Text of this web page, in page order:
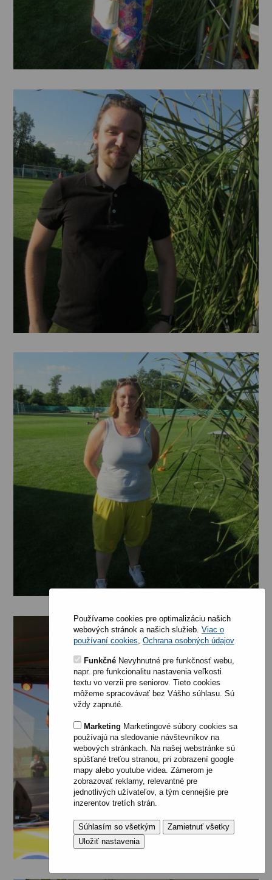
Používame cookies pre optimalizáciu našich
webových stránok a našich služieb. Viac o
používaní cookies Ochrana osobných údajov
FunkčnéNevyhnutné pre funkčnosť webu,
napr. pre funkcionalitu nastavenia veľkosti
textu vo verzii pre seniorov. Tieto cookies
môžeme spracovávať bez Vášho súhlasu. Sú
vždy zapnuté.
Marketing Marketingové súbory cookies sa
používajú na sledovanie návštevníkov na
webových stránkach. Na našej webstránke sú
spúšťané treťou stranou, pri zobrazení google
mapy alebo youtube videa. Zámerom je
zobrazovať reklamy, relevantné pre
jednotlivých užívateľov, a tým cennejšie pre
inzerentov tretích strán.